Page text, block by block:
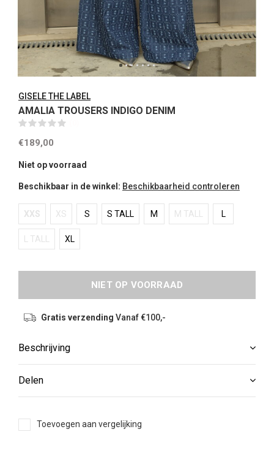
GISELE THE LABEL
AMALIA TROUSERS INDIGO DENIM
€189,00
Niet op voorraad
Beschikbaar in de winkel: Beschikbaarheid controleren
XXS XS S S TALL M M TALL L
L TALL XL
NIET OP VOORRAAD
Gratis verzending Vanaf €100,-
Beschrijving
Delen
Toevoegen aan vergelijking